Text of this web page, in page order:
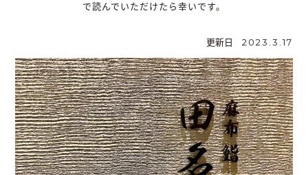
で読んでいただけたら幸いです。
更新日 2023.3.17